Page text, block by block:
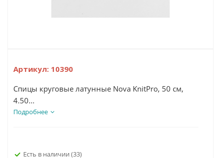
Артикул: 10390
Спицы круговые латунные Nova KnitPro, 50 см,
4.50...
Подробнее
Есть в наличии (33)